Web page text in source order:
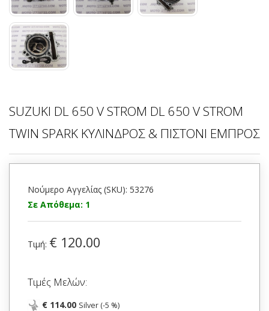
SUZUKI DL 650 V STROM DL 650 V STROM
TWIN SPARK ΚΥΛΙΝΔΡΟΣ & ΠΙΣΤΟΝΙ ΕΜΠΡΟΣ
Νούμερο Αγγελίας (SKU): 53276
Σε Απόθεμα: 1
Τιμή: € 120.00
Τιμές Μελών:
€ 114.00 Silver (-5 %)